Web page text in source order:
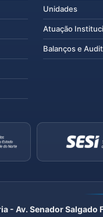
Unidades
Atuação
Balanços e
- Av. Senador